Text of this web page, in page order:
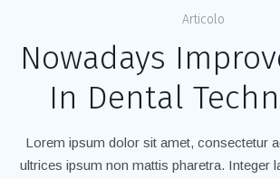
Articolo
Nowadays
In Dental
Lorem ipsum dolor sit amet, consectetur
ultrices ipsum non mattis pharetra. Integer